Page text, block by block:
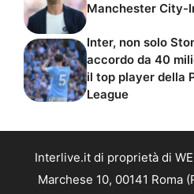
Manchester City-
Inter, non solo
accordo da 40
il top player della
League
Interlive.it di proprietà di
Marchese 10, 00141 Roma